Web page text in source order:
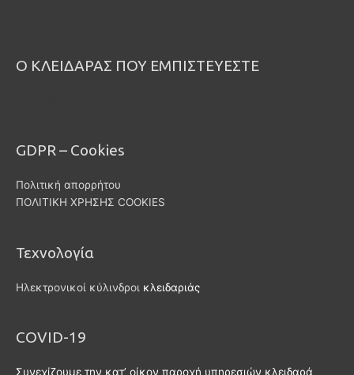
Ο ΚΛΕΙΔΑΡΑΣ ΠΟΥ ΕΜΠΙΣΤΕΥΕΣΤΕ
GDPR – Cookies
Πολιτική απορρήτου
ΠΟΛΙΤΙΚΗ ΧΡΗΣΗΣ COOKIES
Τεχνολογία
Ηλεκτρονικοί κύλινδροι κλειδαριάς
COVID-19
Συνεχίζουμε την κατ’ οίκον παροχή υπηρεσιών κλειδαρά